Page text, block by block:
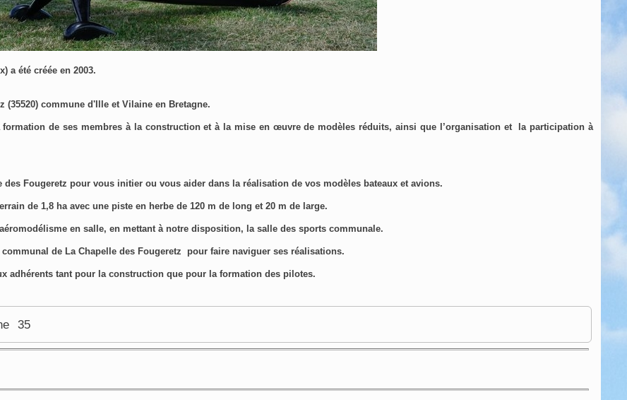
a été créée en 2003.
(35520) commune d'Ille et Vilaine en Bretagne.
de ses membres à la construction et à la mise en œuvre de modèles réduits, ainsi que l’organisation et la participation à
Fougeretz pour vous initier ou vous aider dans la réalisation de vos modèles bateaux et avions.
de 1,8 ha avec une piste en herbe de 120 m de long et 20 m de large.
en salle, en mettant à notre disposition, la salle des sports communale.
de La Chapelle des Fougeretz pour faire naviguer ses réalisations.
adhérents tant pour la construction que pour la formation des pilotes.
35